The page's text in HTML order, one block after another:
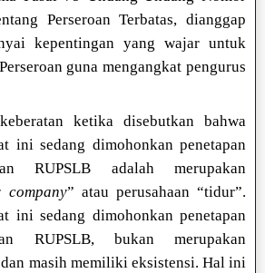
Perseroan Terbatas, dianggap
kepentingan yang wajar untuk
guna mengangkat pengurus
ketika disebutkan bahwa
ini sedang dimohonkan penetapan
RUPSLB adalah merupakan
company” atau perusahaan “tidur”.
ini sedang dimohonkan penetapan
RUPSLB, bukan merupakan
masih memiliki eksistensi. Hal ini